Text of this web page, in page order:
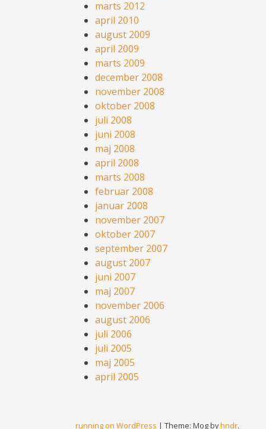
marts 2012
april 2010
august 2009
april 2009
marts 2009
december 2008
november 2008
oktober 2008
juli 2008
juni 2008
maj 2008
april 2008
marts 2008
februar 2008
januar 2008
november 2007
oktober 2007
september 2007
august 2007
juni 2007
maj 2007
november 2006
august 2006
juli 2006
juli 2005
maj 2005
april 2005
running on WordPress |Theme: Mog byhndr.